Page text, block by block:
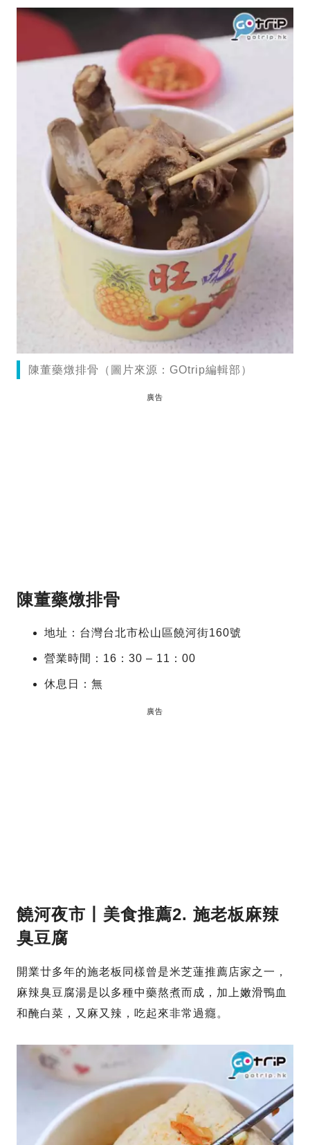
陳董藥燉排骨（圖片來源：GOtrip編輯部）
廣告
陳董藥燉排骨
地址：台灣台北市松山區饒河街160號
營業時間：16：30 – 11：00
休息日：無
廣告
饒河夜市丨美食推薦2. 施老板麻辣
臭豆腐
開業廿多年的施老板同樣曾是米芝蓮推薦店家之一，
麻辣臭豆腐湯是以多種中藥熬煮而成，加上嫩滑鴨血
和醃白菜，又麻又辣，吃起來非常過癮。